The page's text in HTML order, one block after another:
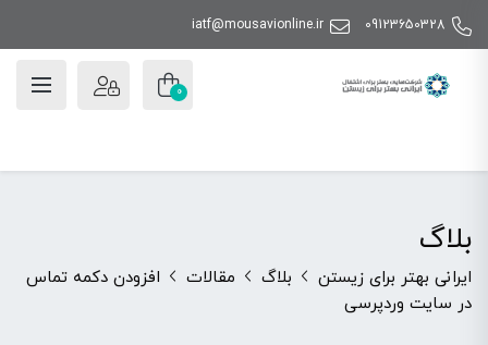
09123650328
iatf@mousavionline.ir
0
بلاگ
ایرانی بهتر برای زیستن بلاگ مقالات
افزودن دکمه تماس
در سایت وردپرسی